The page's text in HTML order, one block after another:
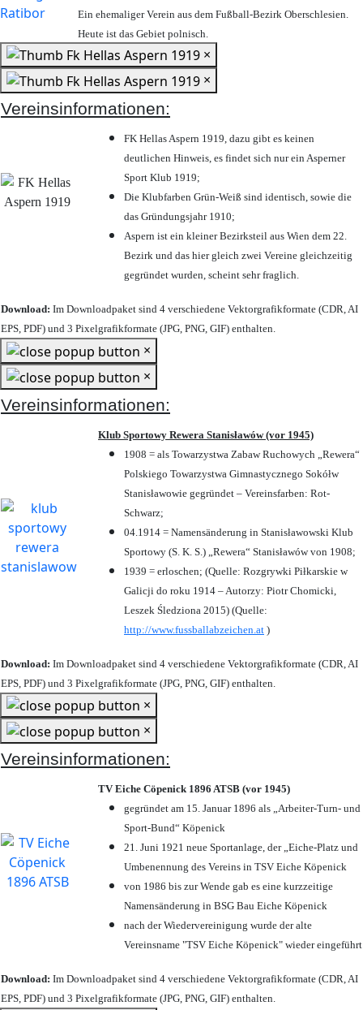
Ein ehemaliger Verein aus dem Fußball-Bezirk Oberschlesien.
Heute ist das Gebiet polnisch.
×
×
Vereinsinformationen:
FK Hellas Aspern 1919, dazu gibt es keinen
deutlichen Hinweis, es findet sich nur ein Asperner
Sport Klub 1919;
Die Klubfarben Grün-Weiß sind identisch, sowie die
das Gründungsjahr 1910;
Aspern ist ein kleiner Bezirksteil aus Wien dem 22.
Bezirk und das hier gleich zwei Vereine gleichzeitig
gegründet wurden, scheint sehr fraglich.
Download: Im Downloadpaket sind 4 verschiedene Vektorgrafikformate (CDR, AI
EPS, PDF) und 3 Pixelgrafikformate (JPG, PNG, GIF) enthalten.
×
×
Vereinsinformationen:
Klub Sportowy Rewera Stanisławów (vor 1945)
1908 = als Towarzystwa Zabaw Ruchowych „Rewera“
Polskiego Towarzystwa Gimnastycznego Sokółw
Stanisławowie gegründet – Vereinsfarben: Rot-
Schwarz;
04.1914 = Namensänderung in Stanisławowski Klub
Sportowy (S. K. S.) „Rewera“ Stanisławów von 1908;
1939 = erloschen; (Quelle: Rozgrywki Piłkarskie w
Galicji do roku 1914 – Autorzy: Piotr Chomicki,
Leszek Śledziona 2015) (Quelle:
http://www.fussballabzeichen.at )
Download: Im Downloadpaket sind 4 verschiedene Vektorgrafikformate (CDR, AI
EPS, PDF) und 3 Pixelgrafikformate (JPG, PNG, GIF) enthalten.
×
×
Vereinsinformationen:
TV Eiche Cöpenick 1896 ATSB (vor 1945)
gegründet am 15. Januar 1896 als „Arbeiter-Turn- und
Sport-Bund“ Köpenick
21. Juni 1921 neue Sportanlage, der „Eiche-Platz und
Umbenennung des Vereins in TSV Eiche Köpenick
von 1986 bis zur Wende gab es eine kurzzeitige
Namensänderung in BSG Bau Eiche Köpenick
nach der Wiedervereinigung wurde der alte
Vereinsname "TSV Eiche Köpenick" wieder eingeführt
Download: Im Downloadpaket sind 4 verschiedene Vektorgrafikformate (CDR, AI
EPS, PDF) und 3 Pixelgrafikformate (JPG, PNG, GIF) enthalten.